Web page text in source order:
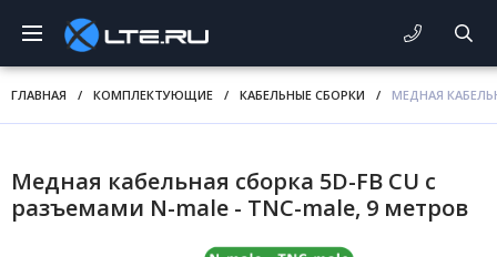
ГЛАВНАЯ / КОМПЛЕКТУЮЩИЕ / КАБЕЛЬНЫЕ СБОРКИ / МЕДНАЯ
Медная кабельная сборка 5D-FB CU с
разъемами N-male - TNC-male, 9 метров